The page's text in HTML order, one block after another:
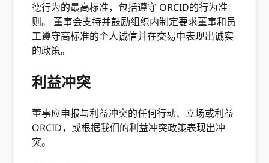
德行为的最高标准，包括遵守 ORCID的行为准
则。 董事会支持并鼓励组织内制定要求董事和员
工遵守高标准的个人诚信并在交易中表现出诚实
的政策。
利益冲突
董事应申报与利益冲突的任何行动、立场或利益
ORCID，或根据我们的利益冲突政策表现出冲
突。